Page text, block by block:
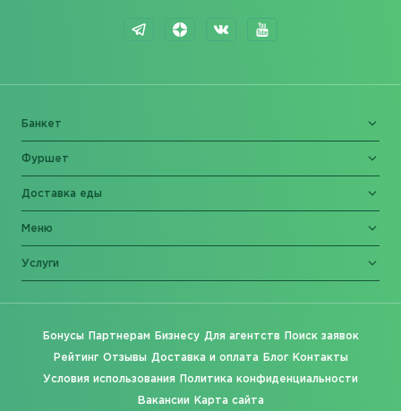
Банкет
Фуршет
Доставка еды
Меню
Услуги
Бонусы Партнерам Бизнесу Для агентств Поиск заявок
Рейтинг Отзывы Доставка и оплата Блог Контакты
Условия использования Политика конфиденциальности
Вакансии Карта сайта